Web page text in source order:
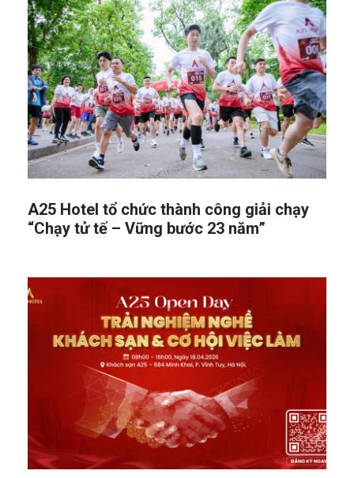
A25 Hotel tổ chức thành công giải chạy
“Chạy tử tế – Vững bước 23 năm”